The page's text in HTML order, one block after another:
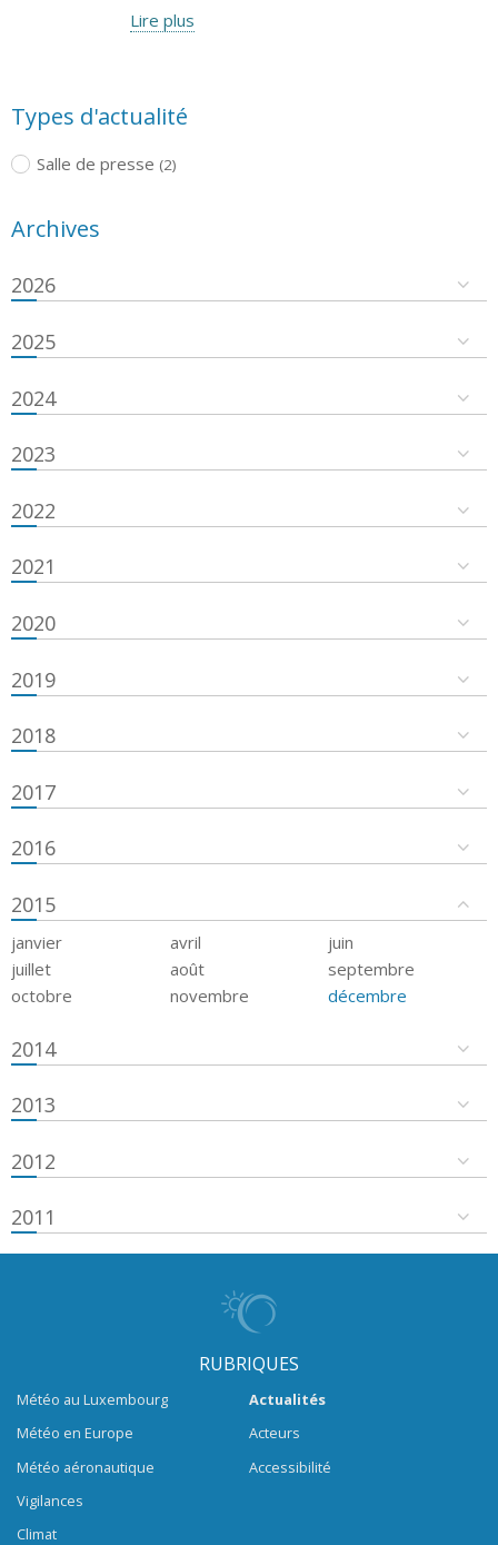
Lire plus
Types d'actualité
Salle de presse (2)
Archives
2026
2025
2024
2023
2022
2021
2020
2019
2018
2017
2016
2015
janvier avril
juin
juillet
août
septembre
octobre
novembre décembre
2014
2013
2012
2011
RUBRIQUES
Météo au Luxembourg
Météo en Europe
Météo aéronautique
Vigilances
Climat
Actualités
Acteurs
Accessibilité